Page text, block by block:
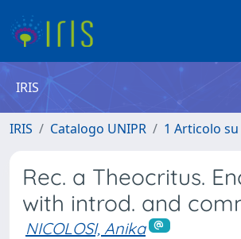
IRIS
IRIS Catalogo UNIPR 1 Articolo
Rec. a Theocritus.
with introd. and
NICOLOSI, Anika